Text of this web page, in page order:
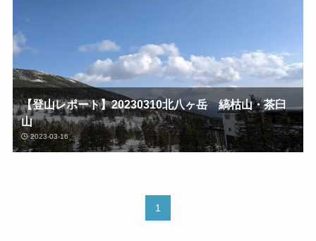
【登山レポート】20230310北八ヶ岳 縞枯山・茶臼
山
2023-03-16
1